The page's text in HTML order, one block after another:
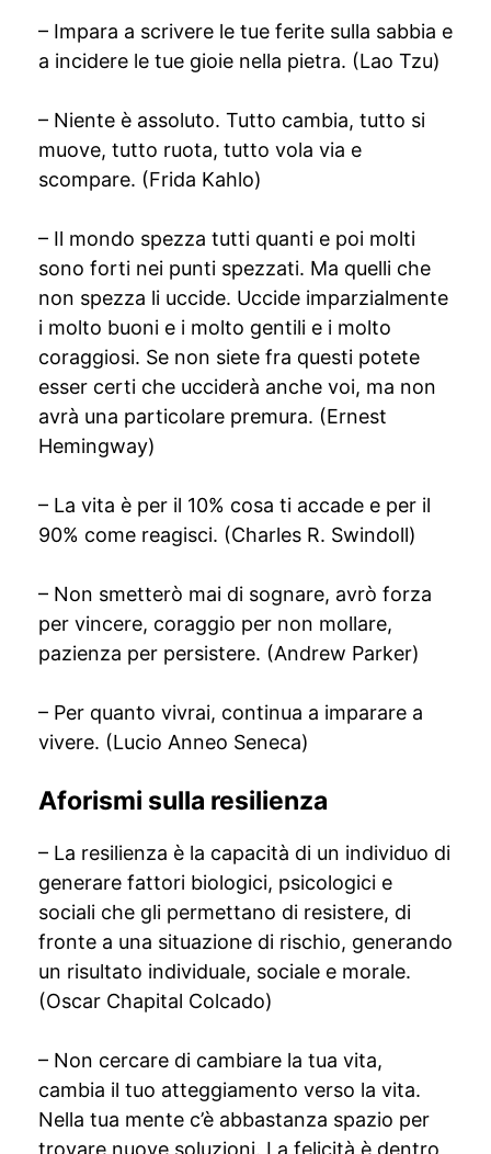
– Impara a scrivere le tue ferite sulla sabbia e
a incidere le tue gioie nella pietra. (Lao Tzu)
– Niente è assoluto. Tutto cambia, tutto si
muove, tutto ruota, tutto vola via e
scompare. (Frida Kahlo)
– Il mondo spezza tutti quanti e poi molti
sono forti nei punti spezzati. Ma quelli che
non spezza li uccide. Uccide imparzialmente
i molto buoni e i molto gentili e i molto
coraggiosi. Se non siete fra questi potete
esser certi che ucciderà anche voi, ma non
avrà una particolare premura. (Ernest
Hemingway)
– La vita è per il 10% cosa ti accade e per il
90% come reagisci. (Charles R. Swindoll)
– Non smetterò mai di sognare, avrò forza
per vincere, coraggio per non mollare,
pazienza per persistere. (Andrew Parker)
– Per quanto vivrai, continua a imparare a
vivere. (Lucio Anneo Seneca)
Aforismi sulla resilienza
– La resilienza è la capacità di un individuo di
generare fattori biologici, psicologici e
sociali che gli permettano di resistere, di
fronte a una situazione di rischio, generando
un risultato individuale, sociale e morale.
(Oscar Chapital Colcado)
– Non cercare di cambiare la tua vita,
cambia il tuo atteggiamento verso la vita.
Nella tua mente c’è abbastanza spazio per
trovare nuove soluzioni. La felicità è dentro